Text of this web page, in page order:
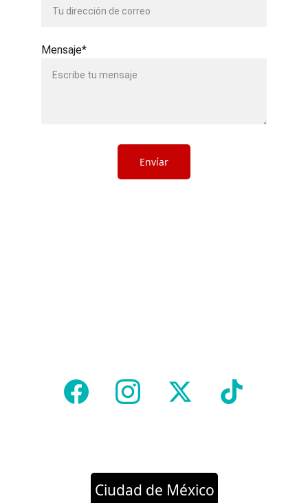
Mensaje*
Envíar
Ciudad de México